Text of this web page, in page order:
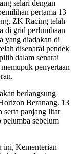
selari dengan
pertama 13
ZK Racing telah
di grid perlumbaan
yang diadakan di
disenarai pendek
dalam senarai
penyertaan
berlangsung
Beranang. 13
serta panjang litar
sebelum
ini, Kementerian